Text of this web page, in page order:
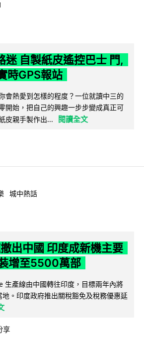
迷 自製紙皮遙控巴士 門,
時GPS報站
會熱愛到怎樣的程度？一位就讀中三的
開始，把自己的興趣一步步變成真正可
皮親手製作出...
閱讀全文
城中熱話
出中國 印度成新機主要
增至5500萬部
生產線由中國轉往印度，目標兩年內將
。印度政府推出關稅豁免及稅務優惠延
享